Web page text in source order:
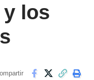
y los